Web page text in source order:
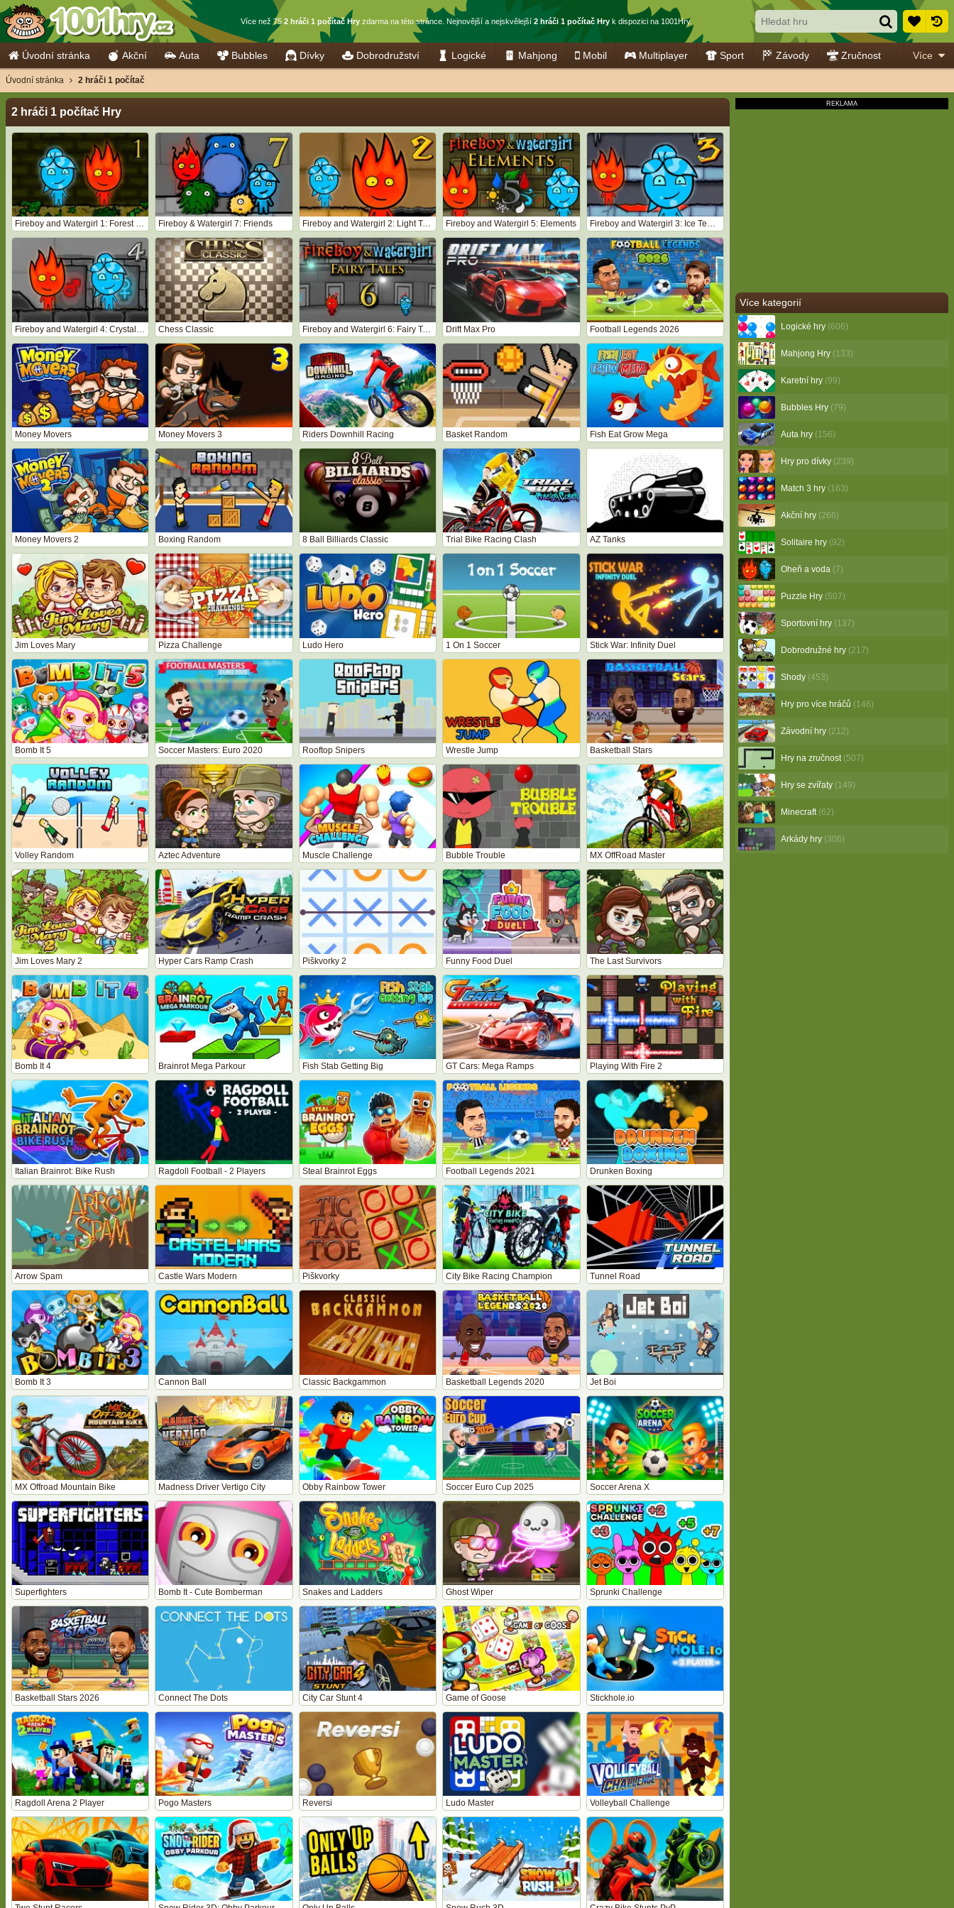
Více než 75 2 hráči 1 počítač Hry zdarma na této stránce. Nejnovější a nejskvělejší 2 hráči 1 počítač Hry k dispozici na 1001Hry.
Úvodní stránka Akční Auta Bubbles Dívky Dobrodružství Logické Mahjong Mobil Multiplayer Sport Závody Zručnost Více
2 hráči 1 počítač Hry
Fireboy and Watergirl 1: Forest Temple Fireboy & Watergirl 7: Friends Fireboy and Watergirl 2: Light Temple Fireboy and Watergirl 5: Elements Fireboy and Watergirl 3: Ice Temple
Chess Classic Fireboy and Watergirl 6: Fairy Tales Drift Max Pro Football Legends 2026
Money Movers Money Movers 3 Riders Downhill Racing Basket Random Fish Eat Grow Mega
Money Movers 2 Boxing Random 8 Ball Billiards Classic Trial Bike Racing Clash AZ Tanks
Jim Loves Mary Pizza Challenge Ludo Hero 1 On 1 Soccer Stick War: Infinity Duel
Bomb It 5 Soccer Masters: Euro 2020 Rooftop Snipers Wrestle Jump Basketball Stars
Volley Random Aztec Adventure Muscle Challenge Bubble Trouble MX OffRoad Master
Jim Loves Mary 2 Hyper Cars Ramp Crash Piškvorky 2 Funny Food Duel The Last Survivors
Bomb It 4 Brainrot Mega Parkour Fish Stab Getting Big GT Cars: Mega Ramps Playing With Fire 2
Italian Brainrot: Bike Rush Ragdoll Football - 2 Players Steal Brainrot Eggs Football Legends 2021 Drunken Boxing
Arrow Spam Castle Wars Modern Piškvorky City Bike Racing Champion Tunnel Road
Bomb It 3 Cannon Ball Classic Backgammon Basketball Legends 2020 Jet Boi
MX Offroad Mountain Bike Madness Driver Vertigo City Obby Rainbow Tower Soccer Euro Cup 2025 Soccer Arena X
Superfighters Bomb It - Cute Bomberman Snakes and Ladders Ghost Wiper Sprunki Challenge
Basketball Stars 2026 Connect The Dots City Car Stunt 4 Game of Goose Stickhole.io
Ragdoll Arena 2 Player Pogo Masters Reversi Ludo Master Volleyball Challenge
Více kategorií
Logické hry (606)
Mahjong Hry (133)
Karetní hry (99)
Bubbles Hry (79)
Auta hry (156)
Hry pro dívky (239)
Match 3 hry (163)
Akční hry (266)
Solitaire hry (92)
Oheň a voda (7)
Puzzle Hry (507)
Sportovní hry (137)
Dobrodružné hry (217)
Shody (453)
Hry pro více hráčů (146)
Závodní hry (212)
Hry na zručnost (507)
Hry se zvířaty (149)
Minecraft (62)
Arkády hry (306)
Úvodní stránka 2 hráči 1 počítač